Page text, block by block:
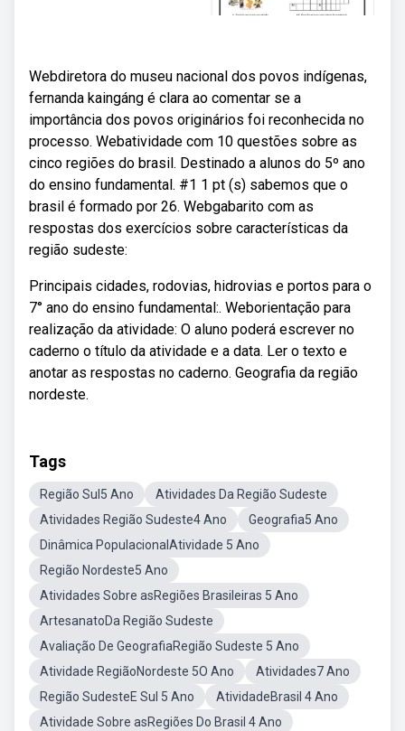
Webdiretora do museu nacional dos povos indígenas,
fernanda kaingáng é clara ao comentar se a
importância dos povos originários foi reconhecida no
processo. Webatividade com 10 questões sobre as
cinco regiões do brasil. Destinado a alunos do 5º ano
do ensino fundamental. #1 1 pt (s) sabemos que o
brasil é formado por 26. Webgabarito com as
respostas dos exercícios sobre características da
região sudeste:
Principais cidades, rodovias, hidrovias e portos para o
7° ano do ensino fundamental:. Weborientação para
realização da atividade: O aluno poderá escrever no
caderno o título da atividade e a data. Ler o texto e
anotar as respostas no caderno. Geografia da região
nordeste.
Tags
Região Sul5 Ano
Atividades Da Região Sudeste
Atividades Região Sudeste4 Ano
Geografia5 Ano
Dinâmica PopulacionalAtividade 5 Ano
Região Nordeste5 Ano
Atividades Sobre asRegiões Brasileiras 5 Ano
ArtesanatoDa Região Sudeste
Avaliação De GeografiaRegião Sudeste 5 Ano
Atividade RegiãoNordeste 5O Ano
Atividades7 Ano
Região SudesteE Sul 5 Ano
AtividadeBrasil 4 Ano
Atividade Sobre asRegiões Do Brasil 4 Ano